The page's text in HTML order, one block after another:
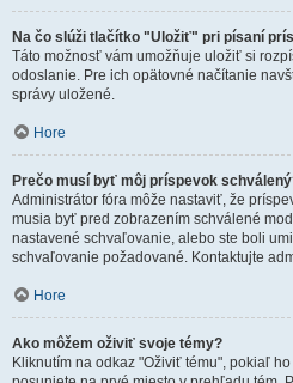
Na čo slúži tlačítko "Uložiť" pri písaní
Táto možnosť vám umožňuje uložiť si
odoslanie. Pre ich opätovné načítanie
správy uložené.
Hore
Prečo musí byť môj príspevok
Administrátor fóra môže nastaviť, že
musia byť pred zobrazením schválené
nastavené schvaľovanie, alebo ste boli
schvaľovanie požadované. Kontaktujte
Hore
Ako môžem oživiť svoje témy?
Kliknutím na odkaz "Oživiť tému", pokiaľ